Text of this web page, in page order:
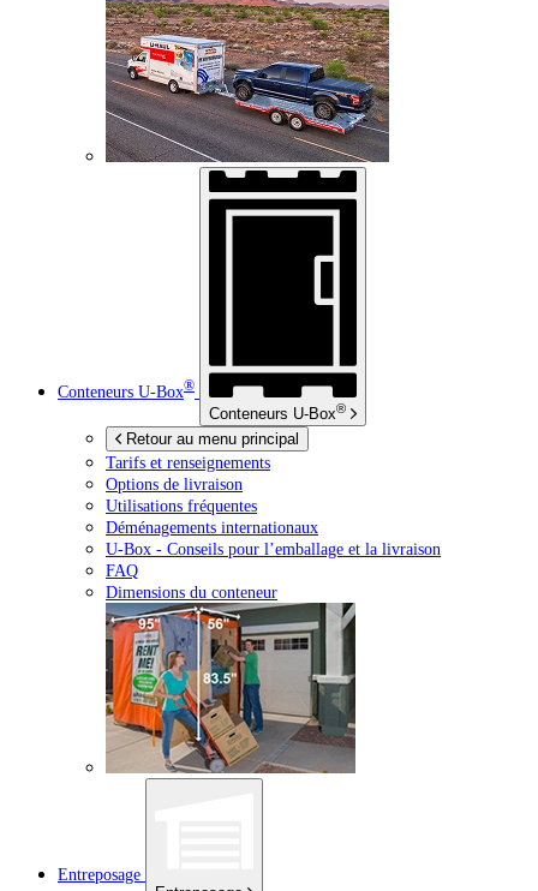
Conteneurs U-Box®
Conteneurs U-Box®
Retour au menu principal
Tarifs et renseignements
Options de livraison
Utilisations fréquentes
Déménagements internationaux
U-Box - Conseils pour l’emballage et la livraison
FAQ
Dimensions du conteneur
Entreposage